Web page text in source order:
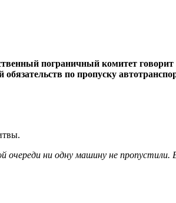
пограничный комитет говорит
по пропуску
очереди ни одну машину не пропустили.